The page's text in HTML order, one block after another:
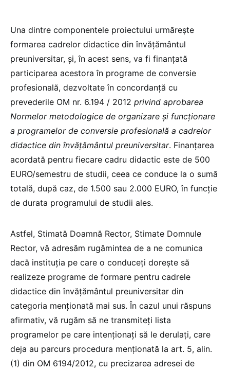
Una dintre componentele proiectului urmărește
formarea cadrelor didactice din învățământul
preuniversitar, și, în acest sens, va fi finanțată
participarea acestora în programe de conversie
profesională, dezvoltate în concordanță cu
prevederile OM nr. 6.194 / 2012 privind aprobarea
Normelor metodologice de organizare și funcționare
a programelor de conversie profesională a cadrelor
didactice din învățământul preuniversitar. Finanțarea
acordată pentru fiecare cadru didactic este de 500
EURO/semestru de studii, ceea ce conduce la o sumă
totală, după caz, de 1.500 sau 2.000 EURO, în funcție
de durata programului de studii ales.
Astfel, Stimată Doamnă Rector, Stimate Domnule
Rector, vă adresăm rugămintea de a ne comunica
dacă instituția pe care o conduceți dorește să
realizeze programe de formare pentru cadrele
didactice din învățământul preuniversitar din
categoria menționată mai sus. În cazul unui răspuns
afirmativ, vă rugăm să ne transmiteți lista
programelor pe care intenționați să le derulați, care
deja au parcurs procedura menționată la art. 5, alin.
(1) din OM 6194/2012, cu precizarea adresei de